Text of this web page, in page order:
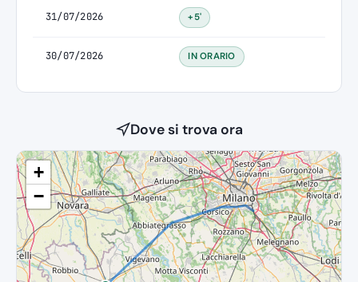
31/07/2026 +5'
30/07/2026 IN ORARIO
Dove si trova ora
+
−